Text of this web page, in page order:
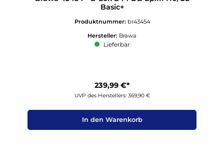
Basic+
Produktnummer: br43454
Hersteller: Brawa
Lieferbar
239,99 €*
UVP des Herstellers: 369,90 €
In den Warenkorb